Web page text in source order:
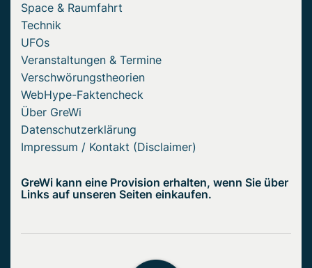
Space & Raumfahrt
Technik
UFOs
Veranstaltungen & Termine
Verschwörungstheorien
WebHype-Faktencheck
Über GreWi
Datenschutzerklärung
Impressum / Kontakt (Disclaimer)
GreWi kann eine Provision erhalten, wenn Sie über
Links auf unseren Seiten einkaufen.